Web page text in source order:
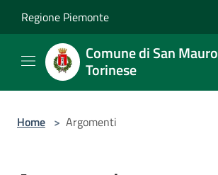
Regione Piemonte
Comune di San Mauro
Torinese
Home > Argomenti